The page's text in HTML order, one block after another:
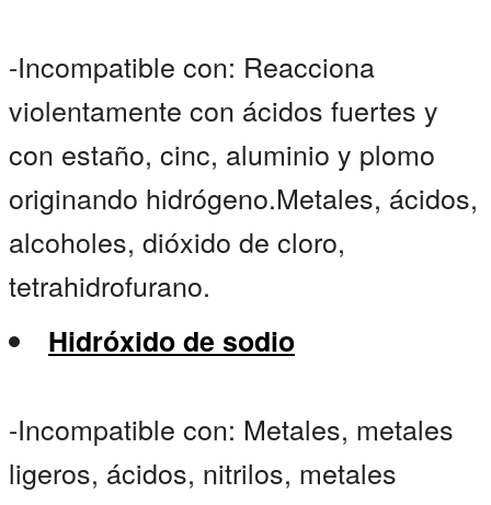
-Incompatible con: Reacciona
violentamente con ácidos fuertes y
con estaño, cinc, aluminio y plomo
originando hidrógeno.Metales, ácidos,
alcoholes, dióxido de cloro,
tetrahidrofurano.
Hidróxido de sodio
-Incompatible con: Metales, metales
ligeros, ácidos, nitrilos, metales